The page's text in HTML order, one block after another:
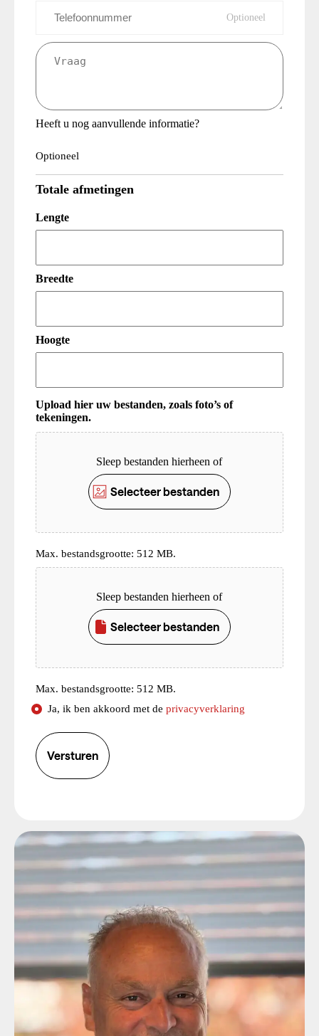
Vraag
(Vereist)
Heeft u nog aanvullende informatie?
Optioneel
Totale afmetingen
Lengte
Breedte
Hoogte
Upload hier uw bestanden, zoals foto’s of
tekeningen.
Upload
Sleep bestanden hierheen of
Selecteer bestanden
Max. bestandsgrootte: 512 MB.
Upload
Sleep bestanden hierheen of
Selecteer bestanden
Max. bestandsgrootte: 512 MB.
Consent
Ja, ik ben akkoord met de privacyverklaring